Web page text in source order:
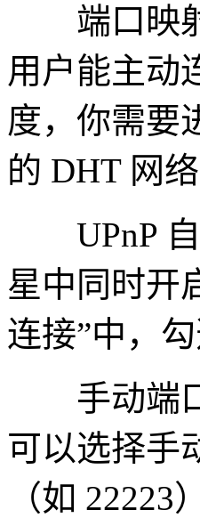
端口映射
用户能主动
度，你需要
的 DHT 网
UPnP 自
星中同时开
连接”中，
手动端口
可以选择手
（如